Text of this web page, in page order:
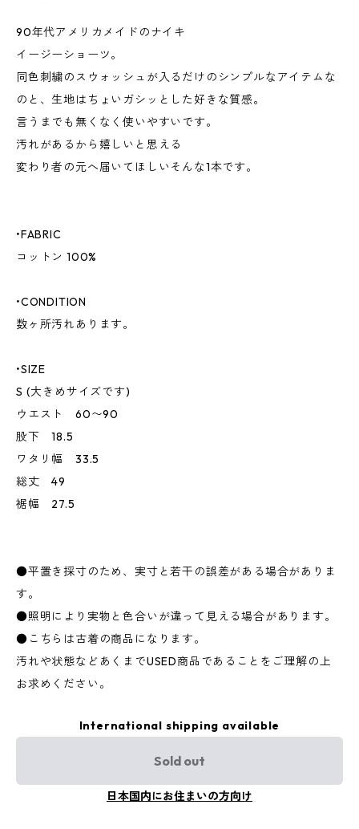
90年代アメリカメイドのナイキ
イージーショーツ。
同色刺繍のスウォッシュが入るだけのシンプルなアイテムな
のと、生地はちょいガシッとした好きな質感。
言うまでも無くなく使いやすいです。
汚れがあるから嬉しいと思える
変わり者の元へ届いてほしいそんな1本です。
•FABRIC
コットン 100%
•CONDITION
数ヶ所汚れあります。
•SIZE
S (大きめサイズです)
ウエスト 60〜90
股下 18.5
ワタリ幅 33.5
総丈 49
裾幅 27.5
●平置き採寸のため、実寸と若干の誤差がある場合がありま
す。
●照明により実物と色合いが違って見える場合があります。
●こちらは古着の商品になります。
汚れや状態などあくまでUSED商品であることをご理解の上
お求めください。
International shipping available
Sold out
日本国内にお住まいの方向け